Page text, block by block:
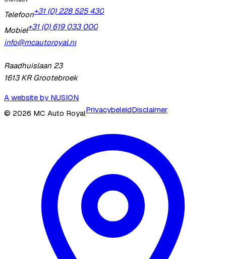
Telefoon+31 (0) 228 525 430
Mobiel+31 (0) 619 033 000
info@mcautoroyal.nl
Raadhuislaan 23
1613 KR Grootebroek
A website by NUSION
© 2026 MC Auto RoyalPrivacybeleidDisclaimer